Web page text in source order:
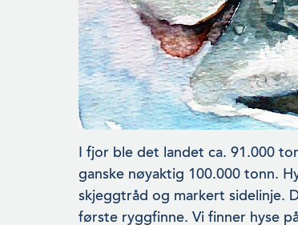
I fjor ble det landet ca. 91.000
ganske nøyaktig 100.000 tonn.
skjeggtråd og markert sidelinje.
første ryggfinne. Vi finner hyse